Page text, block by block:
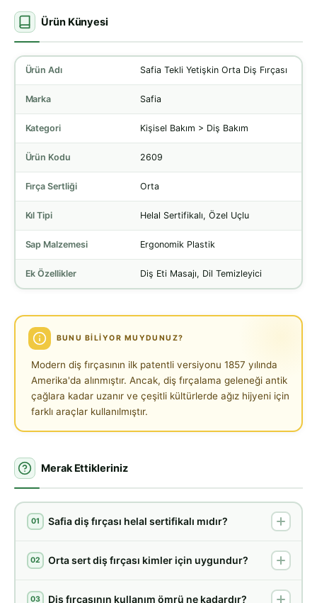
Ürün Künyesi
Ürün Adı Safia Tekli Yetişkin Orta Diş Fırçası
Marka Safia
Kategori Kişisel Bakım > Diş Bakım
Ürün Kodu 2609
Fırça Sertliği Orta
Kıl Tipi Helal Sertifikalı, Özel Uçlu
Sap Malzemesi Ergonomik Plastik
Ek Özellikler Diş Eti Masajı, Dil Temizleyici
BUNU BILIYOR MUYDUNUZ?
Modern diş fırçasının ilk patentli versiyonu 1857 yılında
Amerika'da alınmıştır. Ancak, diş fırçalama geleneği antik
çağlara kadar uzanır ve çeşitli kültürlerde ağız hijyeni için
farklı araçlar kullanılmıştır.
Merak Ettikleriniz
01 Safia diş fırçası helal sertifikalı mıdır?
02 Orta sert diş fırçası kimler için uygundur?
03 Diş fırçasının kullanım ömrü ne kadardır?